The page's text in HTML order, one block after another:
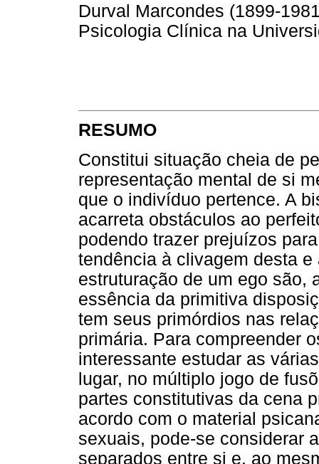
Durval Marcondes (1899-
Psicologia Clínica na
RESUMO
Constitui situação cheia de
representação mental de si
que o indivíduo pertence. A
acarreta obstáculos ao
podendo trazer prejuízos
tendência à clivagem desta
estruturação de um ego são,
essência da primitiva
tem seus primórdios nas
primária. Para compreender
interessante estudar as
lugar, no múltiplo jogo de
partes constitutivas da cena
acordo com o material
sexuais, pode-se considerar
separados entre si e, ao